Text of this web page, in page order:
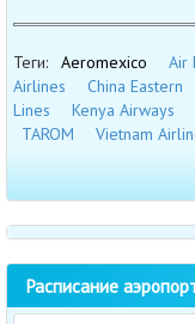
Теги: Aeromexico Air
Airlines
China Eastern
Lines
Kenya Airways
TAROM
Vietnam
Расписание